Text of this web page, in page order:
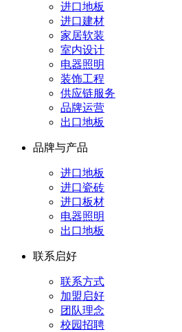
进口地板
进口建材
家居软装
室内设计
电器照明
装饰工程
供应链服务
品牌运营
出口地板
品牌与产品
进口地板
进口瓷砖
进口板材
电器照明
出口地板
联系启好
联系方式
加盟启好
团队理念
校园招聘